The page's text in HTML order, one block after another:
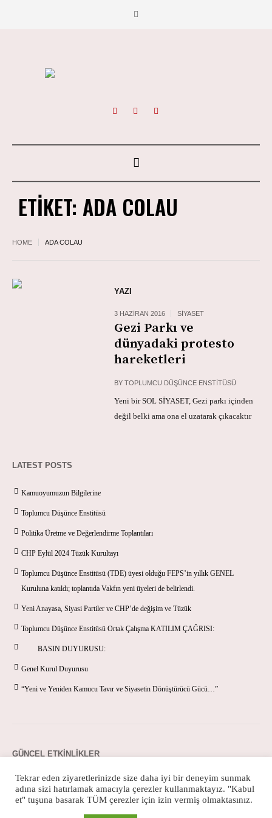
ETIKET: ADA COLAU
HOME ADA COLAU
YAZI
3 HAZIRAN 2016 SIYASET
Gezi Parkı ve
dünyadaki protesto
hareketleri
BYTOPLUMCU DÜŞÜNCE ENSTITÜSÜ
Yeni bir SOL SİYASET, Gezi parkı içinden
değil belki ama ona el uzatarak çıkacaktır
LATEST POSTS
Kamuoyumuzun Bilgilerine
Toplumcu Düşünce Enstitüsü
Politika Üretme ve Değerlendirme Toplantıları
CHP Eylül 2024 Tüzük Kurultayı
Toplumcu Düşünce Enstitüsü (TDE) üyesi olduğu FEPS’in yıllık GENEL
Kuruluna katıldı; toplantıda Vakfın yeni üyeleri de belirlendi.
Yeni Anayasa, Siyasi Partiler ve CHP’de değişim ve Tüzük
Toplumcu Düşünce Enstitüsü Ortak Çalışma KATILIM ÇAĞRISI:
BASIN DUYURUSU:
Genel Kurul Duyurusu
“Yeni ve Yeniden Kamucu Tavır ve Siyasetin Dönüştürücü Gücü…”
GÜNCEL ETKINLIKLER
Tekrar eden ziyaretlerinizde size daha iyi bir deneyim sunmak
adına sizi hatırlamak amacıyla çerezler kullanmaktayız. "Kabul
et" tuşuna basarak TÜM çerezler için izin vermiş olmaktasınız.